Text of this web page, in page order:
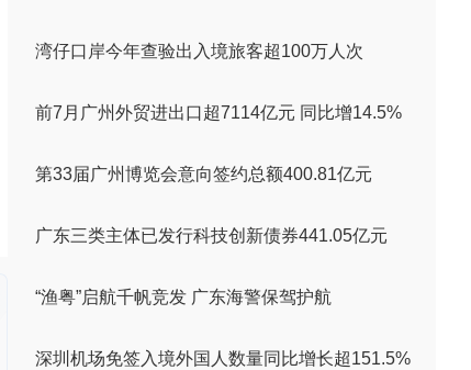
湾仔口岸今年查验出入境旅客超100万人次
前7月广州外贸进出口超7114亿元 同比增14.5%
第33届广州博览会意向签约总额400.81亿元
广东三类主体已发行科技创新债券441.05亿元
“渔粤”启航千帆竞发 广东海警保驾护航
深圳机场免签入境外国人数量同比增长超151.5%